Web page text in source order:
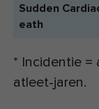
Sudden
eath
* Incidentie =
atleet-jaren.